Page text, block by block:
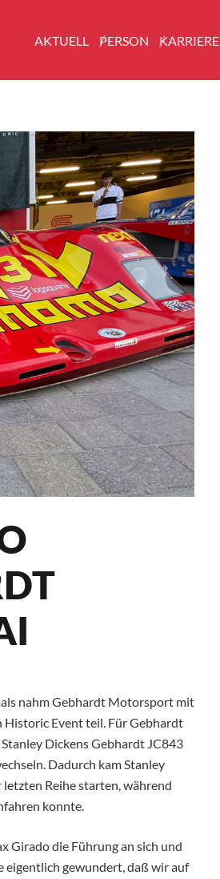
AKTUELL PERSON KARRIERE
nahm Gebhardt Motorsport mit
Historic Event teil. Für Gebhardt
Dickens Gebhardt JC843
Dadurch kam Stanley
Reihe starten, während
konnte.
Girado die Führung an sich und
eigentlich gewundert, daß wir auf